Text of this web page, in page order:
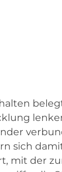
sich
mit der